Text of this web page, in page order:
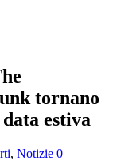
tornano
estiva
, Notizie 0